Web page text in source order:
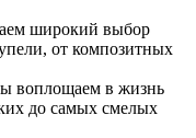
широкий выбор
от композитных
воплощаем в жизнь
до самых смелых